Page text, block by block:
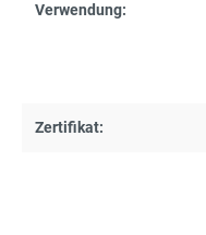
Verwendung:
Zertifikat: